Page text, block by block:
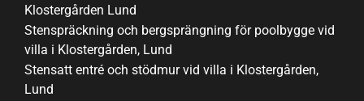
Klostergården Lund
Stenspräckning och bergsprängning för poolbygge vid
villa i Klostergården, Lund
Stensatt entré och stödmur vid villa i Klostergården,
Lund